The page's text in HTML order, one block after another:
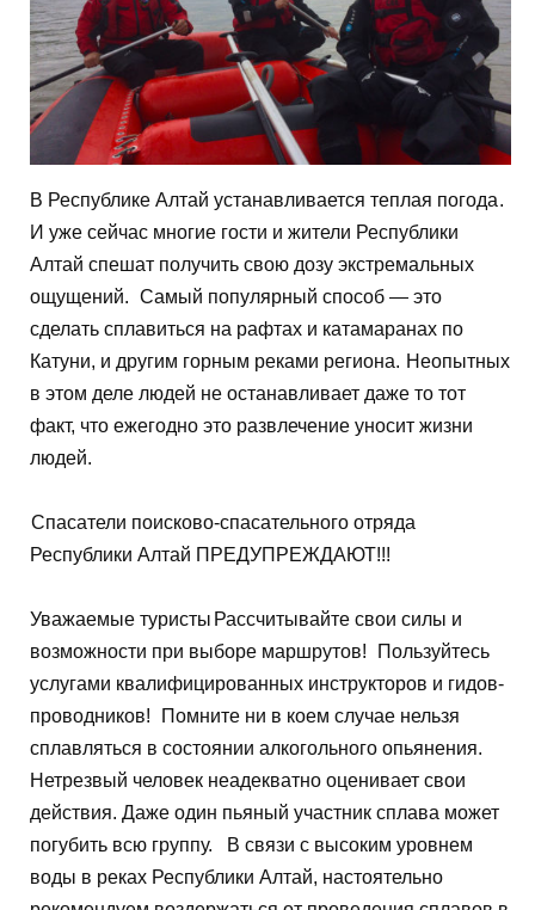
В Республике Алтай устанавливается теплая погода.
И уже сейчас многие гости и жители Республики
Алтай спешат получить свою дозу экстремальных
ощущений. Самый популярный способ — это
сделать сплавиться на рафтах и катамаранах по
Катуни, и другим горным реками региона. Неопытных
в этом деле людей не останавливает даже то тот
факт, что ежегодно это развлечение уносит жизни
людей.
Спасатели поисково-спасательного отряда
Республики Алтай ПРЕДУПРЕЖДАЮТ!!!
Уважаемые туристы Рассчитывайте свои силы и
возможности при выборе маршрутов!
Пользуйтесь
услугами квалифицированных инструкторов и гидов-
проводников!
Помните ни в коем случае нельзя
сплавляться в состоянии алкогольного опьянения.
Нетрезвый человек неадекватно оценивает свои
действия. Даже один пьяный участник сплава может
погубить всю группу.
В связи с высоким уровнем
воды в реках Республики Алтай, настоятельно